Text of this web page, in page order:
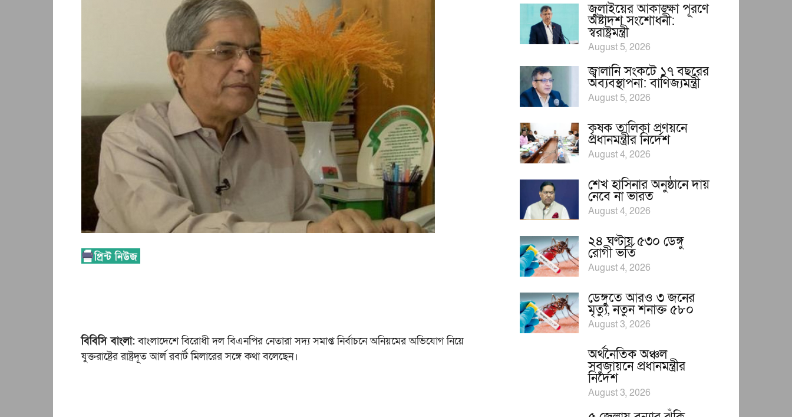
বিবিসি বাংলা:বাংলাদেশে বিরোধী দল বিএনপির নেতারা সদ্য সমাপ্ত নির্বাচনে অনিয়মের অভিযোগ নিয়ে
যুক্তরাষ্ট্রের রাষ্ট্রদূত আর্ল রবার্ট মিলারের সঙ্গে কথা বলেছেন।
জুলাইয়ের আকাঙ্ক্ষা পূরণে
অষ্টাদশ সংশোধনী:
স্বরাষ্ট্রমন্ত্রী
August 5, 2026
জ্বালানি সংকটে ১৭ বছরের
অব্যবস্থাপনা: বাণিজ্যমন্ত্রী
August 5, 2026
কৃষক তালিকা প্রণয়নে
প্রধানমন্ত্রীর নির্দেশ
August 4, 2026
শেখ হাসিনার অনুষ্ঠানে দায়
নেবে না ভারত
August 4, 2026
২৪ ঘণ্টায় ৫৩০ ডেঙ্গু
রোগী ভর্তি
August 4, 2026
ডেঙ্গুতে আরও ৩ জনের
মৃত্যু, নতুন শনাক্ত ৫৮০
August 3, 2026
অর্থনৈতিক অঞ্চল
সবুজায়নে প্রধানমন্ত্রীর
নির্দেশ
August 3, 2026